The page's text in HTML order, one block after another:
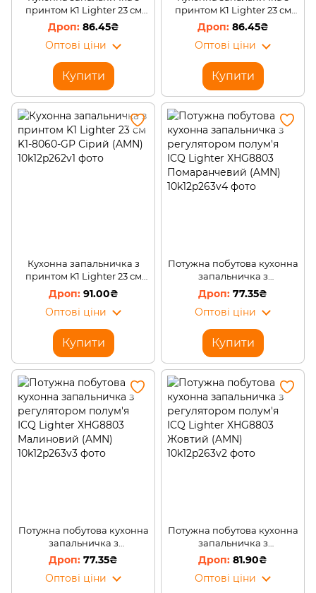
принтом K1 Lighter 23 см
(K1-8060-W) "Ясень" (AMN)
86.45₴
Оптові ціни
Купити
принтом K1 Lighter 23 см
(K1-8060-W) "Каштан"
86.45₴
Оптові ціни
Купити
Кухонна запальничка з
принтом K1 Lighter 23 см
K1-8060-GP Сірий (AMN)
91.00₴
Оптові ціни
Купити
Потужна побутова кухонна
запальничка з
регулятором полум'я ICQ
Lighter XHG8803
Помаранчевий (AMN)
77.35₴
Оптові ціни
Купити
Потужна побутова кухонна
запальничка з
регулятором полум'я ICQ
Lighter XHG8803
Малиновий (AMN)
77.35₴
Оптові ціни
Потужна побутова кухонна
запальничка з
регулятором полум'я ICQ
Lighter XHG8803 Жовтий
(AMN)
81.90₴
Оптові ціни